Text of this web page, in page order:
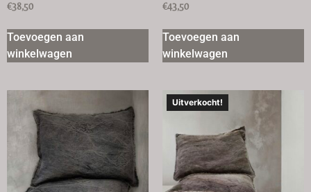
€38,50
Toevoegen aan
winkelwagen
€43,50
Toevoegen aan
winkelwagen
Uitverkocht!